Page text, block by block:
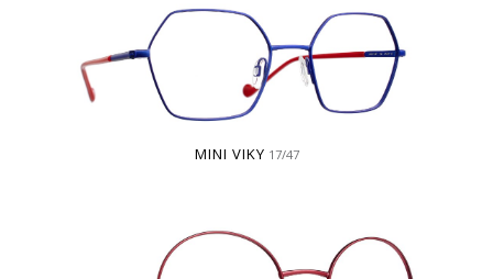
MINI VIKY 17/47